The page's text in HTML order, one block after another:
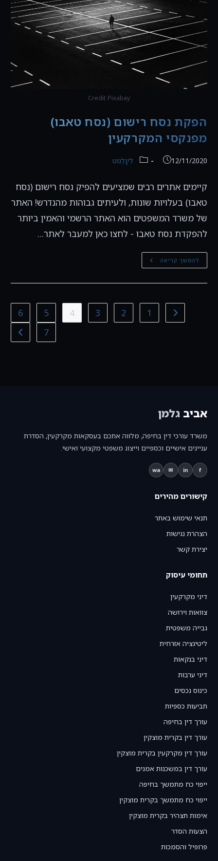
Credit Pixabay
הפקת נסח רישום (נסח טאבו)
מפנקסי המקרקעין
פורסם:
12/11/2020 קטגוריה:לִיגָלְנוֹט
קיימים אתרים רבים שמציעים להפיק נסח רישום (נסח
טאבו) בעלויות שונות, ולעיתים גבוהות מהנדרש! האתר
של משרד המשפטים הוא האתר הרשמי והאמין ביותר
להפקדת נסח טאבו - לחצו כאן למעבר לאתר…
להמשך קריאה הפקת
נסח
(נסח
המקרקעין
מעבר לעמוד הקודם
1
2
3
4
5
6
7
מעבר
אביבגלמן
משרד עורכי דין בחיפה, מלווה אתכם בעסקאות מקרקעין, הסדרת
עניינים אישיים וכספיים וייצוג משפטי מקצועי ואישי.
f
in
✉
wa
קישורים מהירים
תנאי שימוש באתר
הצהרת נגישות
יצירת קשר
תחומי עיסוק
דיני מקרקעין
צוואות וירושה
גבייה משפטית
ליטיגציה אזרחית
דיני בנקאות
דיני ערבות
כינוס נכסים
תביעות כספיות
עורך דין בחיפה
עורך דין בקרית מוצקין
עורך דין מקרקעין בקרית מוצקין
עורך דין במשכנות אמנים
ייפוי כח מתמשך בחיפה
ייפוי כח מתמשך בקרית מוצקין
אימות תצהיר בקרית מוצקין
הצעות הסדר
פרופיל והסמכות